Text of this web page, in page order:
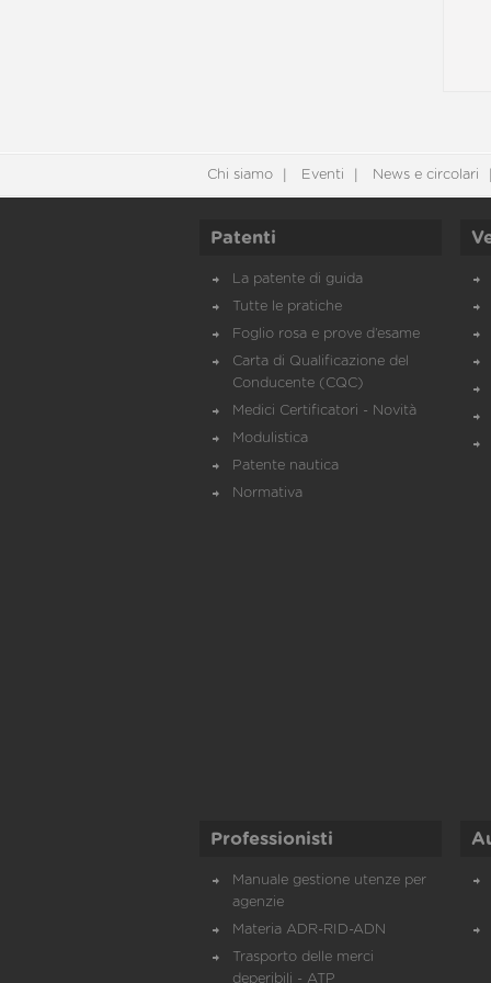
Chi siamo Eventi News e circolari
Patenti
La patente di guida
Tutte le pratiche
Foglio rosa e prove d’esame
Carta di Qualificazione del
Conducente (CQC)
Medici Certificatori - Novità
Modulistica
Patente nautica
Normativa
Professionisti
Manuale gestione utenze per
agenzie
Materia ADR-RID-ADN
Trasporto delle merci
deperibili - ATP